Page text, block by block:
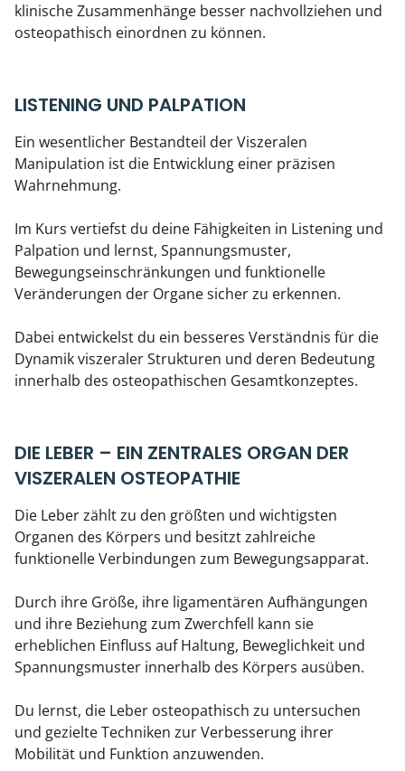
klinische Zusammenhänge besser nachvollziehen und
osteopathisch einordnen zu können.
LISTENING UND PALPATION
Ein wesentlicher Bestandteil der Viszeralen
Manipulation ist die Entwicklung einer präzisen
Wahrnehmung.
Im Kurs vertiefst du deine Fähigkeiten in Listening und
Palpation und lernst, Spannungsmuster,
Bewegungseinschränkungen und funktionelle
Veränderungen der Organe sicher zu erkennen.
Dabei entwickelst du ein besseres Verständnis für die
Dynamik viszeraler Strukturen und deren Bedeutung
innerhalb des osteopathischen Gesamtkonzeptes.
DIE LEBER – EIN ZENTRALES ORGAN DER
VISZERALEN OSTEOPATHIE
Die Leber zählt zu den größten und wichtigsten
Organen des Körpers und besitzt zahlreiche
funktionelle Verbindungen zum Bewegungsapparat.
Durch ihre Größe, ihre ligamentären Aufhängungen
und ihre Beziehung zum Zwerchfell kann sie
erheblichen Einfluss auf Haltung, Beweglichkeit und
Spannungsmuster innerhalb des Körpers ausüben.
Du lernst, die Leber osteopathisch zu untersuchen
und gezielte Techniken zur Verbesserung ihrer
Mobilität und Funktion anzuwenden.